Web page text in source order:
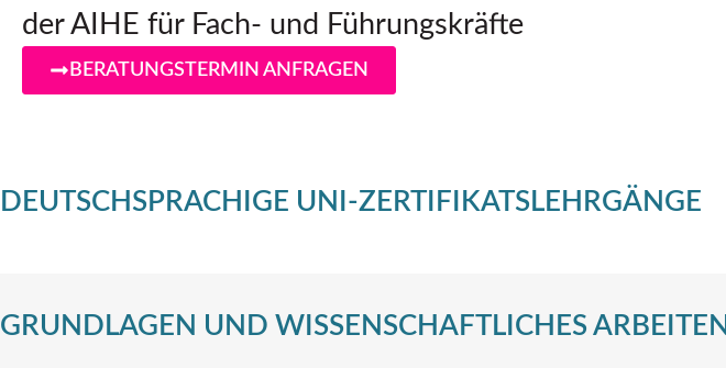
der AIHE für Fach- und Führungskräfte
BERATUNGSTERMIN ANFRAGEN
DEUTSCHSPRACHIGE UNI-ZERTIFIKATSLEHRGÄNGE
GRUNDLAGEN UND WISSENSCHAFTLICHES ARBEITEN